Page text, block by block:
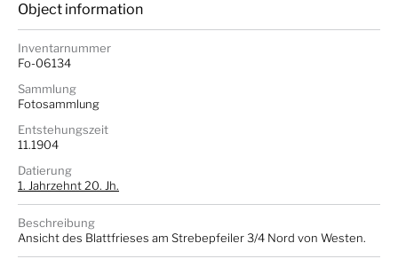
Object information
Inventarnummer
Fo-06134
Sammlung
Fotosammlung
Entstehungszeit
11.1904
Datierung
1. Jahrzehnt 20. Jh.
Beschreibung
Ansicht des Blattfrieses am Strebepfeiler 3/4 Nord von Westen.